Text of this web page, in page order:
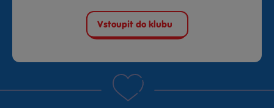
Vstoupit do klubu